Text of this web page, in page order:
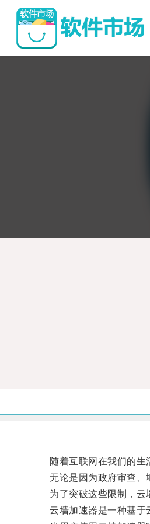
随着互联网在我们的生活
无论是因为政府审查、地
为了突破这些限制，云
云墙加速器是一种基于